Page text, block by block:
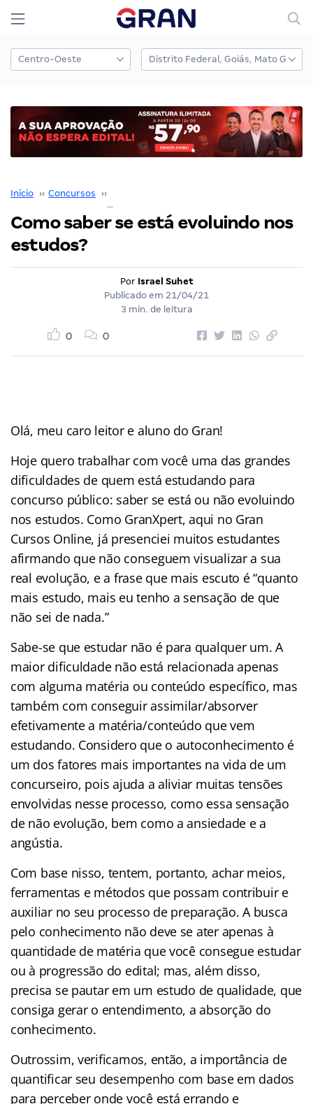
Início ›› Concursos ››
Como saber se está evoluindo nos
estudos?
Por Israel Suhet
Publicado em 21/04/21
3 min. de leitura
0 0
Olá, meu caro leitor e aluno do Gran!
Hoje quero trabalhar com você uma das grandes
dificuldades de quem está estudando para
concurso público: saber se está ou não evoluindo
nos estudos. Como GranXpert, aqui no Gran
Cursos Online, já presenciei muitos estudantes
afirmando que não conseguem visualizar a sua
real evolução, e a frase que mais escuto é “quanto
mais estudo, mais eu tenho a sensação de que
não sei de nada.”
Sabe-se que estudar não é para qualquer um. A
maior dificuldade não está relacionada apenas
com alguma matéria ou conteúdo específico, mas
também com conseguir assimilar/absorver
efetivamente a matéria/conteúdo que vem
estudando. Considero que o autoconhecimento é
um dos fatores mais importantes na vida de um
concurseiro, pois ajuda a aliviar muitas tensões
envolvidas nesse processo, como essa sensação
de não evolução, bem como a ansiedade e a
angústia.
Com base nisso, tentem, portanto, achar meios,
ferramentas e métodos que possam contribuir e
auxiliar no seu processo de preparação. A busca
pelo conhecimento não deve se ater apenas à
quantidade de matéria que você consegue estudar
ou à progressão do edital; mas, além disso,
precisa se pautar em um estudo de qualidade, que
consiga gerar o entendimento, a absorção do
conhecimento.
Outrossim, verificamos, então, a importância de
quantificar seu desempenho com base em dados
para perceber onde você está errando e